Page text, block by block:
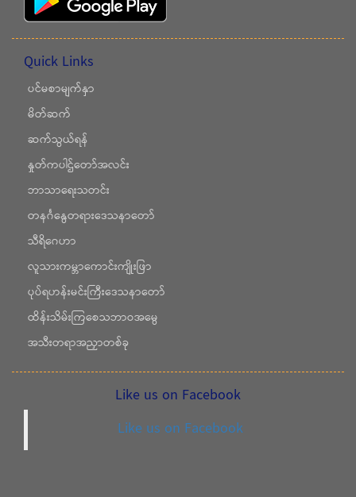
Quick Links
ပင်မစာမျက်နှာ
မိတ်ဆက်
ဆက်သွယ်ရန်
နှုတ်ကပါဌ်တော်အလင်း
ဘာသာရေးသတင်း
တနင်္ဂနွေတရားဒေသနာတော်
သီရိဂေဟာ
လူသားကမ္ဘာကောင်းကျိုးဖြာ
ပုပ်ရဟန်းမင်းကြီးဒေသနာတော်
ထိန်းသိမ်းကြစေသဘာဝအမွေ
အသီးတရာအညှာတစ်ခု
Like us on Facebook
Like us on Facebook